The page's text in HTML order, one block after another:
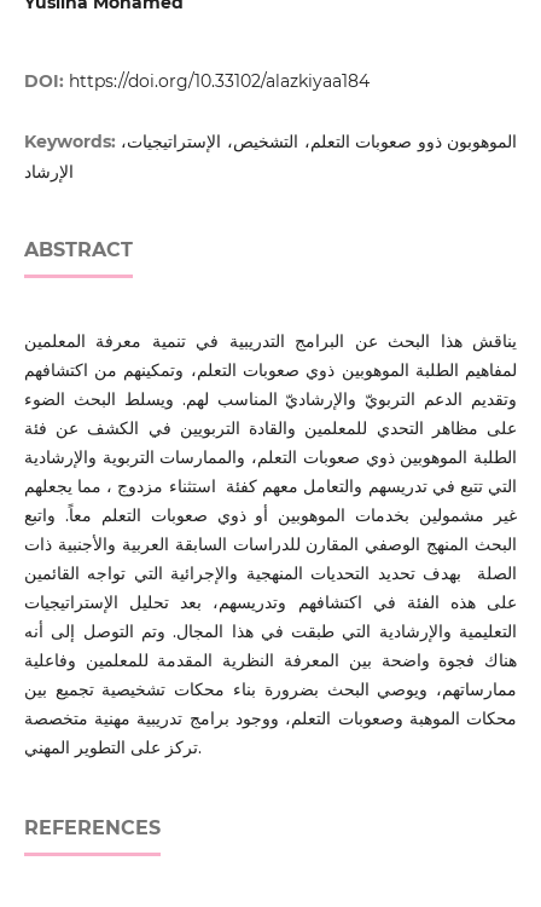
DOI: https://doi.org/10.33102/alazkiyaa184
Keywords: الموهوبون ذوو صعوبات التعلم، التشخيص، الإستراتيجيات،
الإرشاد
ABSTRACT
يناقش هذا البحث عن البرامج التدريبية في تنمية معرفة المعلمين
لمفاهيم الطلبة الموهوبين ذوي صعوبات التعلم، وتمكينهم من اكتشافهم
وتقديم الدعم التربويّ والإرشاديّ المناسب لهم. ويسلط البحث الضوء
على مظاهر التحدي للمعلمين والقادة التربويين في الكشف عن فئة
الطلبة الموهوبين ذوي صعوبات التعلم، والممارسات التربوية والإرشادية
التي تتبع في تدريسهم والتعامل معهم كفئة استثناء مزدوج ، مما يجعلهم
غير مشمولين بخدمات الموهوبين أو ذوي صعوبات التعلم معاً. واتبع
البحث المنهج الوصفي المقارن للدراسات السابقة العربية والأجنبية ذات
الصلة بهدف تحديد التحديات المنهجية والإجرائية التي تواجه القائمين
على هذه الفئة في اكتشافهم وتدريسهم، بعد تحليل الإستراتيجيات
التعليمية والإرشادية التي طبقت في هذا المجال. وتم التوصل إلى أنه
هناك فجوة واضحة بين المعرفة النظرية المقدمة للمعلمين وفاعلية
ممارساتهم، ويوصي البحث بضرورة بناء محكات تشخيصية تجميع بين
محكات الموهبة وصعوبات التعلم، ووجود برامج تدريبية مهنية متخصصة
تركز على التطوير المهني.
REFERENCES